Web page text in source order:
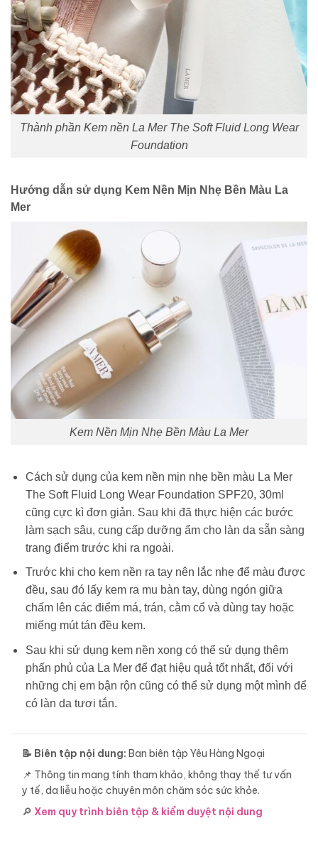
Thành phần Kem nền La Mer The Soft Fluid Long Wear
Foundation
Hướng dẫn sử dụng Kem Nền Mịn Nhẹ Bền Màu La
Mer
Kem Nền Mịn Nhẹ Bền Màu La Mer
Cách sử dụng của kem nền mịn nhẹ bền màu La Mer
The Soft Fluid Long Wear Foundation SPF20, 30ml
cũng cực kì đơn giản. Sau khi đã thực hiện các bước
làm sạch sâu, cung cấp dưỡng ẩm cho làn da sẵn sàng
trang điểm trước khi ra ngoài.
Trước khi cho kem nền ra tay nên lắc nhẹ để màu được
đều, sau đó lấy kem ra mu bàn tay, dùng ngón giữa
chấm lên các điểm má, trán, cằm cổ và dùng tay hoặc
miếng mút tán đều kem.
Sau khi sử dụng kem nền xong có thể sử dụng thêm
phấn phủ của La Mer để đạt hiệu quả tốt nhất, đối với
những chị em bận rộn cũng có thể sử dụng một mình để
có làn da tươi tắn.
📝 Biên tập nội dung: Ban biên tập Yêu Hàng Ngoại
📌 Thông tin mang tính tham khảo, không thay thế tư vấn
y tế, da liễu hoặc chuyên môn chăm sóc sức khỏe.
🔎 Xem quy trình biên tập & kiểm duyệt nội dung